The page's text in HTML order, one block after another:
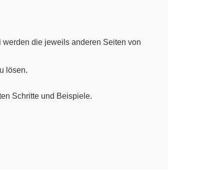
die jeweils anderen Seiten von
lösen.
Schritte und Beispiele.